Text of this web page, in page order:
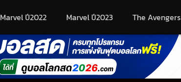
Marvel ปี2022 Marvel ปี2023 The Avengers